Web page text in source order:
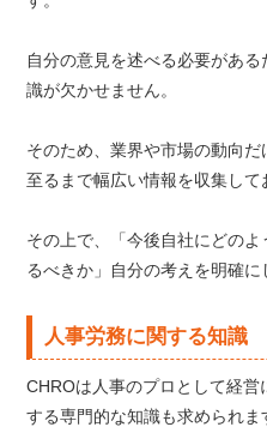
自分の意見を述べる必要があ
識が欠かせません。
そのため、業界や市場の動向
至るまで幅広い情報を収集して
その上で、「今後自社にどの
るべきか」自分の考えを明確に
人事労務に関する知識
CHROは人事のプロとして経
する専門的な知識も求められま